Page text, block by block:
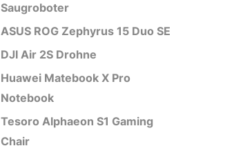
Saugroboter
ASUS ROG Zephyrus 15 Duo SE
DJI Air 2S Drohne
Huawei Matebook X Pro
Notebook
Tesoro Alphaeon S1 Gaming
Chair